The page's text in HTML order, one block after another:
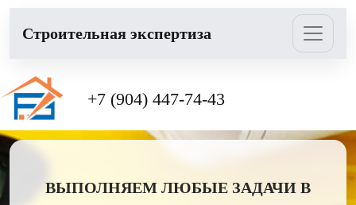
Cтроительная экспертиза
+7 (904) 447-74-43
ВЫПОЛНЯЕМ ЛЮБЫЕ ЗАДАЧИ В